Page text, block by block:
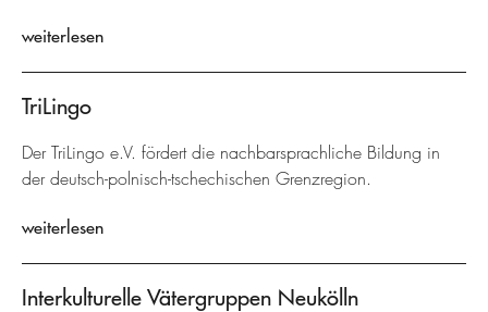
weiterlesen
TriLingo
Der TriLingo e.V. fördert die nachbarsprachliche Bildung in
der deutsch-polnisch-tschechischen Grenzregion.
weiterlesen
Interkulturelle Vätergruppen Neukölln